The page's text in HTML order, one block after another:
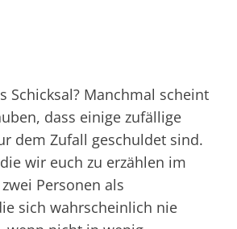
Schicksal? Manchmal scheint
dass einige zufällige
dem Zufall geschuldet sind.
wir euch zu erzählen im
Personen als
sich wahrscheinlich nie